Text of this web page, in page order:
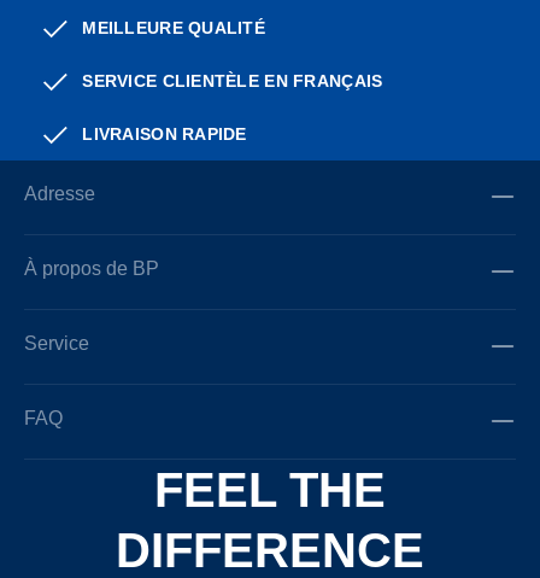
MEILLEURE QUALITÉ
SERVICE CLIENTÈLE EN FRANÇAIS
LIVRAISON RAPIDE
Adresse
À propos de BP
Service
FAQ
FEEL THE
DIFFERENCE